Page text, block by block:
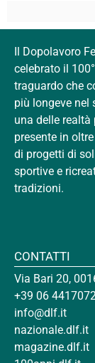
Il Dopolavoro
celebrato il
traguardo che
più longeve nel
una delle
presente in
di progetti di
sportive e
tradizioni.
CONTATTI
Via Bari 20,
+39 06
info@dlf.it
nazionale.dlf.it
magazine.dlf.it